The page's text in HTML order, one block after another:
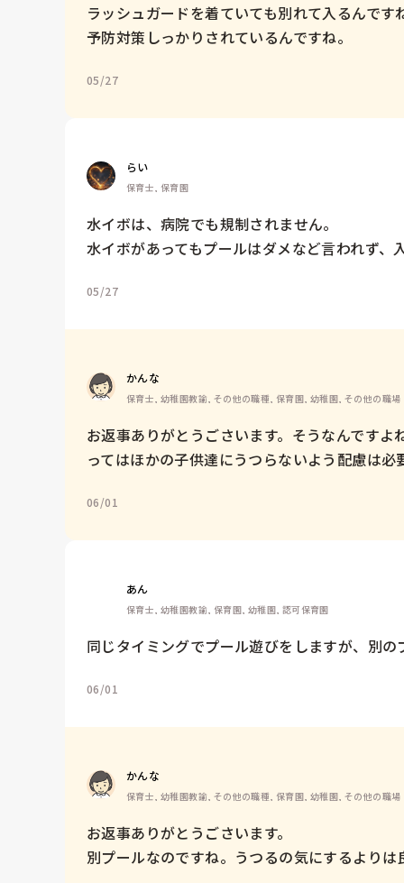
ラッシュガードを着ていても別れて入るんです
予防対策しっかりされているんですね。
05/27
らい
保育士, 保育園
水イボは、病院でも規制されません。
水イボがあってもプールはダメなど言われず、
05/27
かんな
保育士, 幼稚園教諭, その他の職種, 保育園, 幼稚園, その他の職場
お返事ありがとうごさいます。そうなんです
ってはほかの子供達にうつらないよう配慮は必
06/01
あん
保育士, 幼稚園教諭, 保育園, 幼稚園, 認可保育園
同じタイミングでプール遊びをしますが、別
06/01
かんな
保育士, 幼稚園教諭, その他の職種, 保育園, 幼稚園, その他の職場
お返事ありがとうごさいます。
別プールなのですね。うつるの気にするよりは